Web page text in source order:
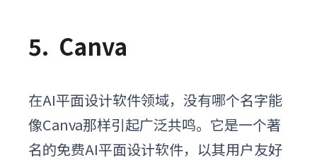
5. Canva
在AI平面设计软件领域，没有哪个名字能
像Canva那样引起广泛共鸣。它是一个著
名的免费AI平面设计软件，以其用户友好